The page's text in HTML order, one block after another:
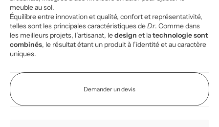
meuble au sol.
Équilibre entre innovation et qualité, confort et représentativité,
telles sont les principales caractéristiques deDr. Comme dans
les meilleurs projets, l’artisanat, ledesign et latechnologie sont
combinés, le résultat étant un produit à l’identité et au caractère
uniques.
Demander un devis